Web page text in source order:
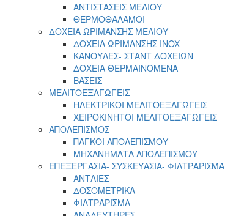
ΑΝΤΙΣΤΑΣΕΙΣ ΜΕΛΙΟΥ
ΘΕΡΜΟΘΑΛΑΜΟΙ
ΔΟΧΕΙΑ ΩΡΙΜΑΝΣΗΣ ΜΕΛΙΟΥ
ΔΟΧΕΙΑ ΩΡΙΜΑΝΣΗΣ INOX
ΚΑΝΟΥΛΕΣ- ΣΤΑΝΤ ΔΟΧΕΙΩΝ
ΔΟΧΕΙΑ ΘΕΡΜΑΙΝΟΜΕΝΑ
ΒΑΣΕΙΣ
ΜΕΛΙΤΟΕΞΑΓΩΓΕΙΣ
ΗΛΕΚΤΡΙΚΟΙ ΜΕΛΙΤΟΕΞΑΓΩΓΕΙΣ
ΧΕΙΡΟΚΙΝΗΤΟΙ ΜΕΛΙΤΟΕΞΑΓΩΓΕΙΣ
ΑΠΟΛΕΠΙΣΜΟΣ
ΠΑΓΚΟΙ ΑΠΟΛΕΠΙΣΜΟΥ
ΜΗΧΑΝΗΜΑΤΑ ΑΠΟΛΕΠΙΣΜΟΥ
ΕΠΕΞΕΡΓΑΣΙΑ- ΣΥΣΚΕΥΑΣΙΑ- ΦΙΛΤΡΑΡΙΣΜΑ
ΑΝΤΛΙΕΣ
ΔΟΣΟΜΕΤΡΙΚΑ
ΦΙΛΤΡΑΡΙΣΜΑ